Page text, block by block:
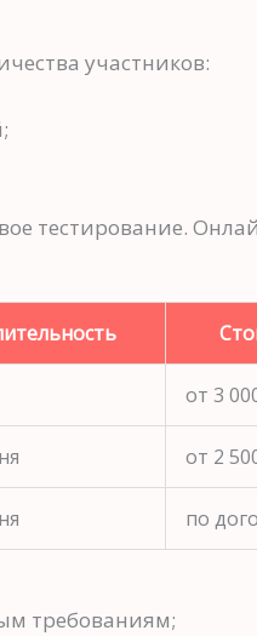
участников:
тестирование.
от 3
от 2
по
требованиям;